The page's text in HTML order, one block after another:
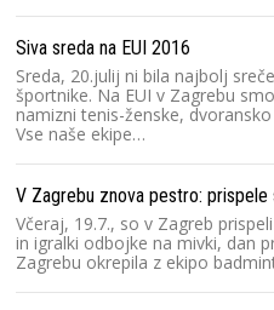
Siva sreda na EUI 2016
Sreda, 20.julij ni bila najbolj
športnike. Na EUI v Zagrebu
namizni tenis-ženske,
Vse naše ekipe…
V Zagrebu znova pestro:
Včeraj, 19.7., so v Zagreb
in igralki odbojke na mivki, dan
Zagrebu okrepila z ekipo